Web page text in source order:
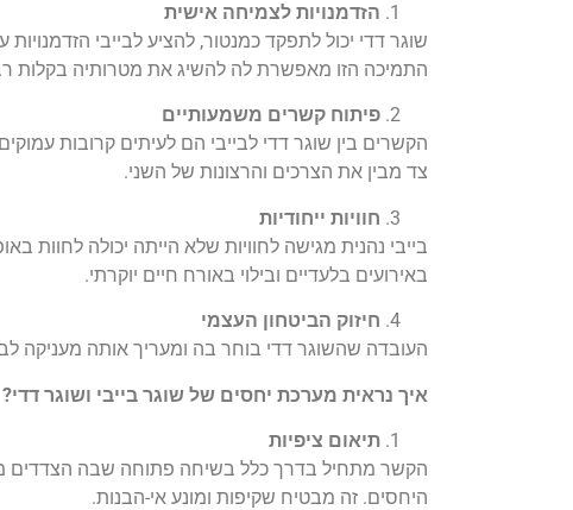
הזדמנויות לצמיחה אישית
שוגר דדי יכול לתפקד כמנטור, להציע לבייבי
התמיכה הזו מאפשרת לה להשיג את מטרותיה בקלות
פיתוח קשרים משמעותיים
הקשרים בין שוגר דדי לבייבי הם לעיתים קרובות
צד מבין את הצרכים והרצונות של השני.
חוויות ייחודיות
בייבי נהנית מגישה לחוויות שלא הייתה יכולה לחוות
באירועים בלעדיים ובילוי באורח חיים יוקרתי.
חיזוק הביטחון העצמי
העובדה שהשוגר דדי בוחר בה ומעריך אותה מעניקה
איך נראית מערכת יחסים של שוגר בייבי ושוגר דדי?
תיאום ציפיות
הקשר מתחיל בדרך כלל בשיחה פתוחה שבה הצדדים
היחסים. זה מבטיח שקיפות ומונע אי-הבנות.